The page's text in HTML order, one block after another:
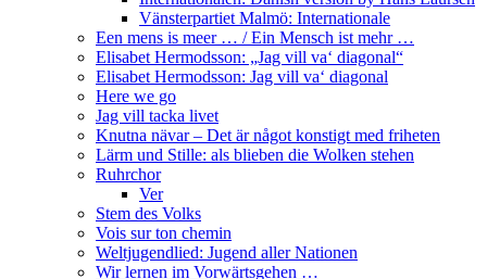
Vänsterpartiet Malmö: Internationale
Een mens is meer … / Ein Mensch ist mehr …
Elisabet Hermodsson: „Jag vill va‘ diagonal“
Elisabet Hermodsson: Jag vill va‘ diagonal
Here we go
Jag vill tacka livet
Knutna nävar – Det är något konstigt med friheten
Lärm und Stille: als blieben die Wolken stehen
Ruhrchor
Ver
Stem des Volks
Vois sur ton chemin
Weltjugendlied: Jugend aller Nationen
Wir lernen im Vorwärtsgehen …